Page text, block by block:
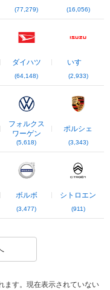
(77,279) (16,056)
ダイハツ
(64,148)
いすゞ
(2,933)
フォルクス
ワーゲン
(5,618)
ポルシェ
(3,343)
ボルボ
(3,477)
シトロエン
(911)
ます。現在表示されていない